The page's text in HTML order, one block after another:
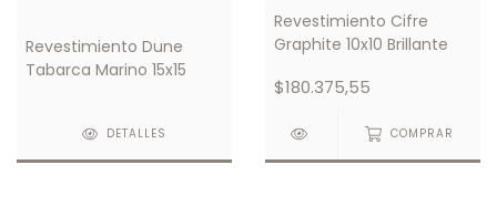
Revestimiento Dune
Tabarca Marino 15x15
DETALLES
Revestimiento Cifre
Graphite 10x10 Brillante
$180.375,55
COMPRAR